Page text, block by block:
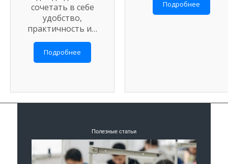
сочетать в себе
удобство,
практичность и…
Подробнее
Подробнее
Полезные статьи